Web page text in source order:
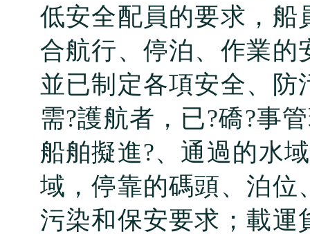
低安全配員的要求，船
合航行、停泊、作業
並已制定各項安全、
需?護航者，已?礄?事
船舶擬進?、通過的水
域，停靠的碼頭、泊位
污染和保安要求；載運